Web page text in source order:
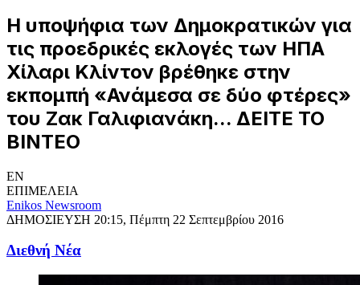
Η υποψήφια των Δημοκρατικών για
τις προεδρικές εκλογές των ΗΠΑ
Χίλαρι Κλίντον βρέθηκε στην
εκπομπή «Ανάμεσα σε δύο φτέρες»
του Ζακ Γαλιφιανάκη... ΔΕΙΤΕ ΤΟ
ΒΙΝΤΕΟ
EN
ΕΠΙΜΕΛΕΙΑ
Enikos Newsroom
ΔΗΜΟΣΙΕΥΣΗ 20:15, Πέμπτη 22 Σεπτεμβρίου 2016
Διεθνή Νέα